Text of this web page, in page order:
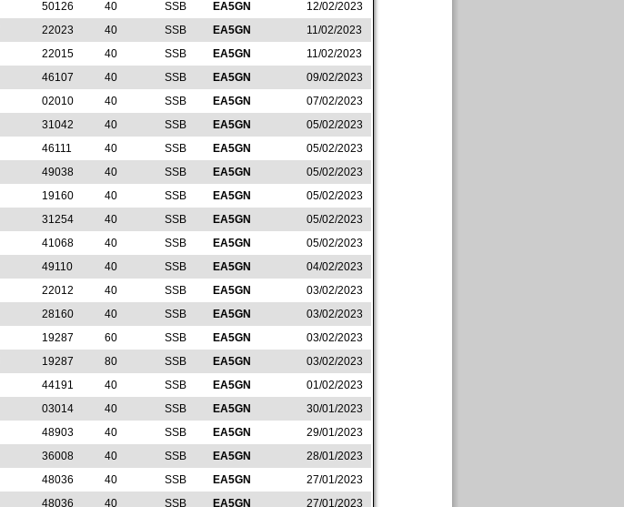
50126 40 SSB EA5GN
12/02/2023
22023 40 SSB EA5GN
11/02/2023
22015 40 SSB EA5GN
11/02/2023
46107 40 SSB EA5GN
09/02/2023
02010 40 SSB EA5GN
07/02/2023
31042 40 SSB EA5GN
05/02/2023
46111 40 SSB EA5GN
05/02/2023
49038 40 SSB EA5GN
05/02/2023
19160 40 SSB EA5GN
05/02/2023
31254 40 SSB EA5GN
05/02/2023
41068 40 SSB EA5GN
05/02/2023
49110 40 SSB EA5GN
04/02/2023
22012 40 SSB EA5GN
03/02/2023
28160 40 SSB EA5GN
03/02/2023
19287 60 SSB EA5GN
03/02/2023
19287 80 SSB EA5GN
03/02/2023
44191 40 SSB EA5GN
01/02/2023
03014 40 SSB EA5GN
30/01/2023
48903 40 SSB EA5GN
29/01/2023
36008 40 SSB EA5GN
28/01/2023
48036 40 SSB EA5GN
27/01/2023
48036 40 SSB EA5GN 27/01/2023